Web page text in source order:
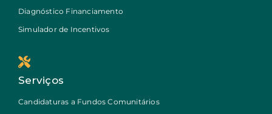
Diagnóstico Financiamento
Simulador de Incentivos
Serviços
Candidaturas a Fundos Comunitários